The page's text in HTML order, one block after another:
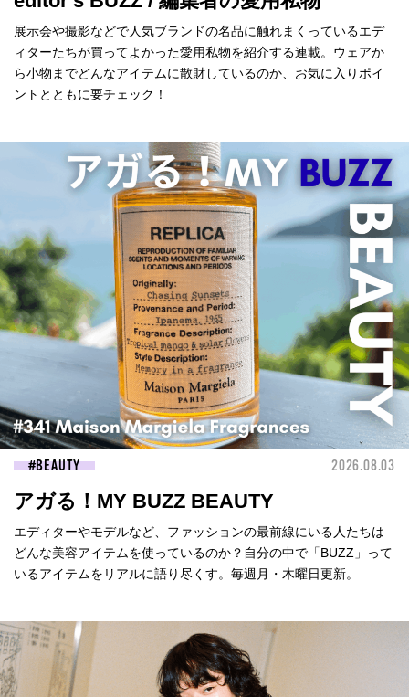
展示会や撮影などで人気ブランドの名品に触れまくっているエデ
ィターたちが買ってよかった愛用私物を紹介する連載。ウェアか
ら小物までどんなアイテムに散財しているのか、お気に入りポイ
ントとともに要チェック！
BEAUTY 2026.08.03
アガる！MY BUZZ BEAUTY
エディターやモデルなど、ファッションの最前線にいる人たちは
どんな美容アイテムを使っているのか？自分の中で「BUZZ」って
いるアイテムをリアルに語り尽くす。毎週月・木曜日更新。